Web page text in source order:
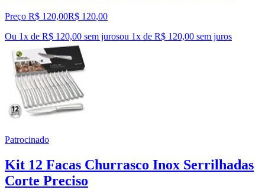
Preço R$ 120,00R$ 120,00
Ou 1x de R$ 120,00 sem jurosou 1x de R$ 120,00 sem juros
Patrocinado
Kit 12 Facas Churrasco Inox Serrilhadas
Corte Preciso